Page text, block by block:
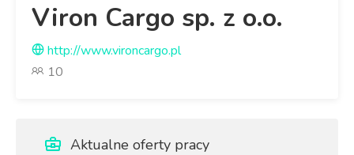
Viron Cargo sp. z o.o.
http://www.vironcargo.pl
10
Aktualne oferty pracy